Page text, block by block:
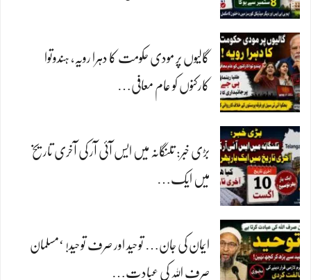
گالیوں پر مودی حکومت کا دہرا رویہ، ہندوتوا
کارکنوں کو عام معافی…
بڑی خبر: تلنگانہ میں ایس آئی آر کی آخری تاریخ
میں ایک…
ایمان کی جان… توحید اور صرف توحید! ‘مسلمان
صرف اللہ کی عبادت…